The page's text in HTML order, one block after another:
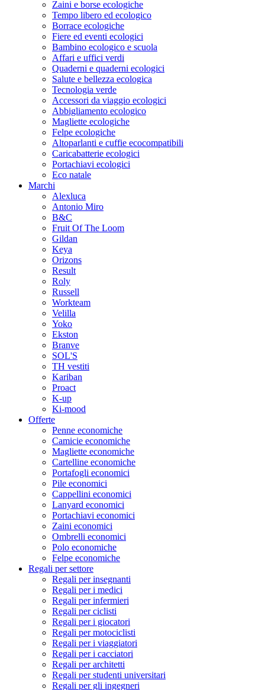
Zaini e borse ecologiche
Tempo libero ed ecologico
Borrace ecologiche
Fiere ed eventi ecologici
Bambino ecologico e scuola
Affari e uffici verdi
Quaderni e quaderni ecologici
Salute e bellezza ecologica
Tecnologia verde
Accessori da viaggio ecologici
Abbigliamento ecologico
Magliette ecologiche
Felpe ecologiche
Altoparlanti e cuffie ecocompatibili
Caricabatterie ecologici
Portachiavi ecologici
Eco natale
Marchi
Alexluca
Antonio Miro
B&C
Fruit Of The Loom
Gildan
Keya
Orizons
Result
Roly
Russell
Workteam
Velilla
Yoko
Ekston
Branve
SOL'S
TH vestiti
Kariban
Proact
K-up
Ki-mood
Offerte
Penne economiche
Camicie economiche
Magliette economiche
Cartelline economiche
Portafogli economici
Pile economici
Cappellini economici
Lanyard economici
Portachiavi economici
Zaini economici
Ombrelli economici
Polo economiche
Felpe economiche
Regali per settore
Regali per insegnanti
Regali per i medici
Regali per infermieri
Regali per ciclisti
Regali per i giocatori
Regali per motociclisti
Regali per i viaggiatori
Regali per i cacciatori
Regali per architetti
Regali per studenti universitari
Regali per gli ingegneri